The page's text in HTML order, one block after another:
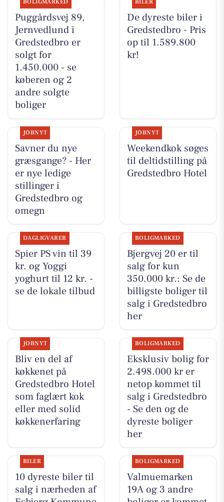
BOLIGMARKED
Puggårdsvej 89,
Jernvedlund i
Gredstedbro er
solgt for
1.450.000 - se
køberen og 2
andre solgte
boliger
BILER
De dyreste biler i
Gredstedbro - Pris
op til 1.589.800
kr!
JOBNYT
Savner du nye
græsgange? - Her
er nye ledige
stillinger i
Gredstedbro og
omegn
JOBNYT
Weekendkok søges
til deltidstilling på
Gredstedbro Hotel
DAGLIGVARER
Spier PS vin til 39
kr. og Yoggi
yoghurt til 12 kr. -
se de lokale tilbud
BOLIGMARKED
Bjergvej 20 er til
salg for kun
350.000 kr.: Se de
billigste boliger til
salg i Gredstedbro
her
JOBNYT
Bliv en del af
køkkenet på
Gredstedbro Hotel
som faglært kok
eller med solid
køkkenerfaring
BOLIGMARKED
Eksklusiv bolig for
2.498.000 kr er
netop kommet til
salg i Gredstedbro
- Se den og de
dyreste boliger
her
BILER
10 dyreste biler til
salg i nærheden af
BOLIGMARKED
Valmuemarken
19A og 3 andre